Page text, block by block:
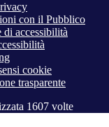
con il Pubblico
accessibilità
cookie
trasparente
1607 volte